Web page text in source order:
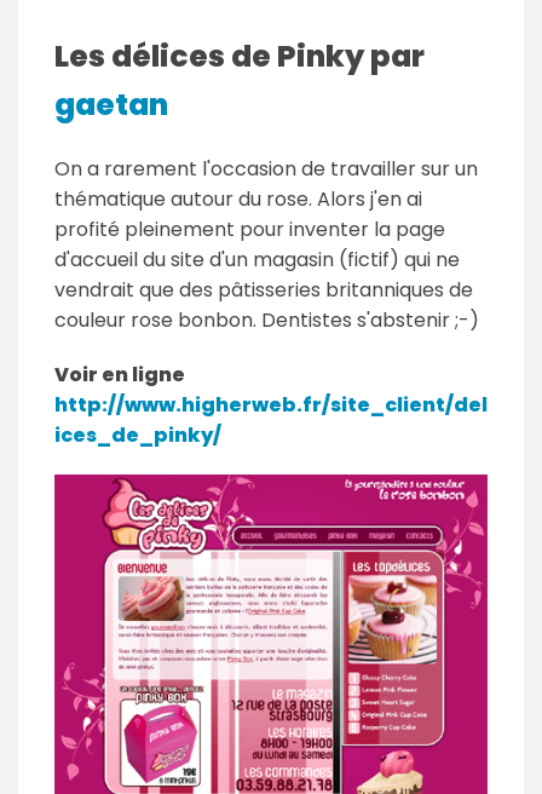
Les délices de Pinky par
gaetan
On a rarement l'occasion de travailler sur un
thématique autour du rose. Alors j'en ai
profité pleinement pour inventer la page
d'accueil du site d'un magasin (fictif) qui ne
vendrait que des pâtisseries britanniques de
couleur rose bonbon. Dentistes s'abstenir ;-)
Voir en ligne
http://www.higherweb.fr/site_client/del
ices_de_pinky/